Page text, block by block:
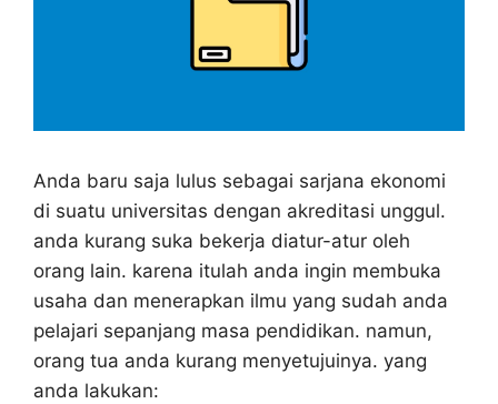
Anda baru saja lulus sebagai sarjana ekonomi
di suatu universitas dengan akreditasi unggul.
anda kurang suka bekerja diatur-atur oleh
orang lain. karena itulah anda ingin membuka
usaha dan menerapkan ilmu yang sudah anda
pelajari sepanjang masa pendidikan. namun,
orang tua anda kurang menyetujuinya. yang
anda lakukan: